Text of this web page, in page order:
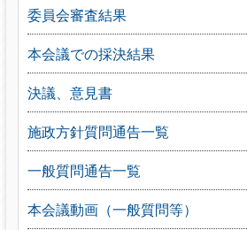
委員会審査結果
本会議での採決結果
決議、意見書
施政方針質問通告一覧
一般質問通告一覧
本会議動画（一般質問等）